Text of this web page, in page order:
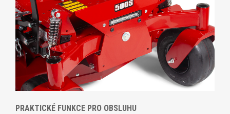
PRAKTICKÉ FUNKCE PRO OBSLUHU